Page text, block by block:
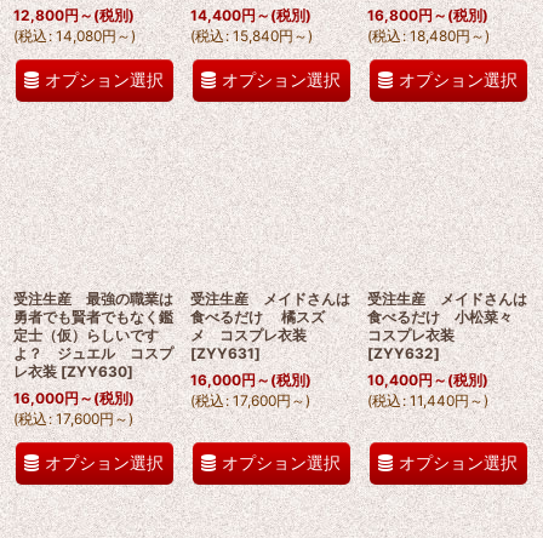
12,800円～(税別)
(税込: 14,080円～)
オプション選択
14,400円～(税別)
(税込: 15,840円～)
オプション選択
16,800円～(税別)
(税込: 18,480円～)
オプション選択
受注生産 最強の職業は
勇者でも賢者でもなく鑑
定士（仮）らしいです
よ？ ジュエル コスプ
レ衣装 [ZYY630]
16,000円～(税別)
(税込: 17,600円～)
オプション選択
受注生産 メイドさんは
食べるだけ 橘スズ
メ コスプレ衣装
[ZYY631]
16,000円～ (税別)
(税込: 17,600円～)
オプション選択
受注生産 メイドさんは
食べるだけ 小松菜々
コスプレ衣装
[ZYY632]
10,400円～(税別)
(税込 : 11,440円 ～)
オプション選択